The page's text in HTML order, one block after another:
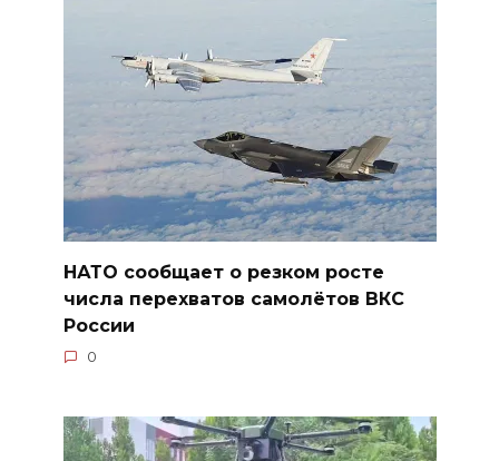
НАТО сообщает о резком росте
числа перехватов самолётов ВКС
России
0